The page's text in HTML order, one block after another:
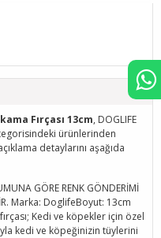
Fırçası 13cm, DOGLIFE
ürünlerinden
detaylarını aşağıda
GÖRE RENK GÖNDERİMİ
Marka: DoglifeBoyut: 13cm
Kedi ve köpekler için özel
kedi ve köpeğinizin tüylerini